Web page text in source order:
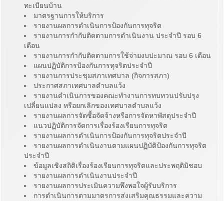
ทะเบียนบ้าน
มาตรฐานการให้บริการ
รายงานผลการดำเนินการป้องกันการทุจริต
รายงานการกำกับติดตามการดำเนินงาน ประจำปี รอบ 6
เดือน
รายงานการกำกับติดตามการใช้จ่ายงบปะมาณ รอบ 6 เดือน
แผนปฏิบัติการป้องกันการทุจริตประจำปี
รายงานการประชุมสภาเทศบาล (กิจการสภา)
ประกาศสภาเทศบาลตำบลแว้ง
รายงานดำเนินการของคณะทำงานการทบทวนปรับปรุง
เปลี่ยนแปลง หรือยกเลิกของเทศบาลตำบลแว้ง
รายงานผลการจัดซื้อจัดจ้างหรือการจัดหาพัสดุประจำปี
แนวปฏิบัติการจัดการเรื่องร้องเรียนการทุจริต
รายงานผลการดำเนินการป้องกันการทุจริตประจำปี
รายงานผลการดำเนินงานตามแผนปฏิบัติป้องกันการทุจริต
ประจำปี
ข้อมูลเชิงสถิติเรื่องร้องเรียนการทุจริตและประพฤติมิชอบ
รายงานผลการดำเนินงานประจำปี
รายงานผลการประเมินความพึงพอใจผู้รับบริการ
การดำเนินการตามมาตรการส่งเสริมคุณธรรมและความ